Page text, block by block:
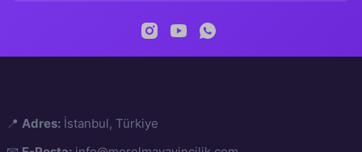
📍 Adres: İstanbul, Türkiye